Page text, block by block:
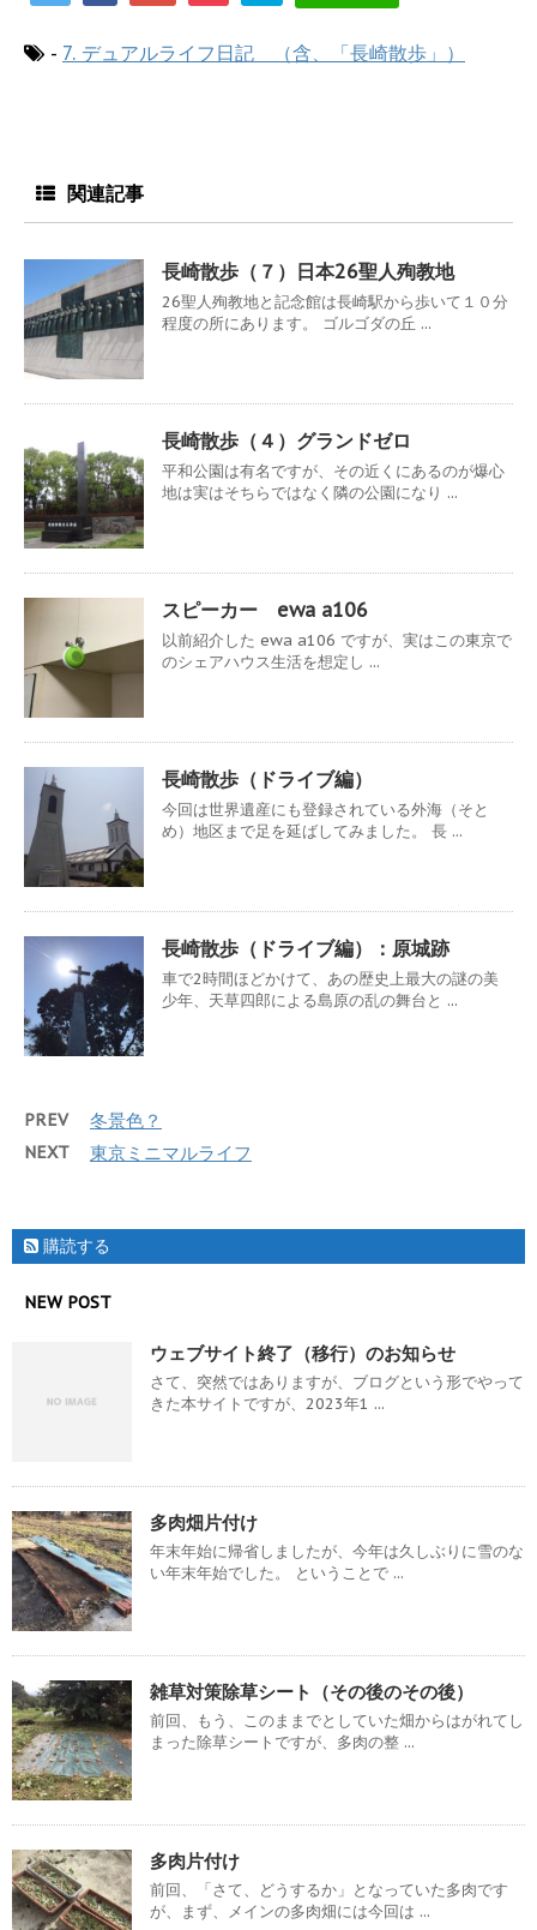
- 7. デュアルライフ日記 （含、「長崎散歩」）
関連記事
長崎散歩（７）日本26聖人殉教地
26聖人殉教地と記念館は長崎駅から歩いて１０分
程度の所にあります。 ゴルゴダの丘 ...
長崎散歩（４）グランドゼロ
平和公園は有名ですが、その近くにあるのが爆心
地は実はそちらではなく隣の公園になり ...
スピーカー ewa a106
以前紹介した ewa a106 ですが、実はこの東京で
のシェアハウス生活を想定し ...
長崎散歩（ドライブ編）
今回は世界遺産にも登録されている外海（そと
め）地区まで足を延ばしてみました。 長 ...
長崎散歩（ドライブ編）：原城跡
車で2時間ほどかけて、あの歴史上最大の謎の美
少年、天草四郎による島原の乱の舞台と ...
PREV 冬景色？
NEXT 東京ミニマルライフ
購読する
NEW POST
ウェブサイト終了（移行）のお知らせ
さて、突然ではありますが、ブログという形でやって
きた本サイトですが、2023年1 ...
多肉畑片付け
年末年始に帰省しましたが、今年は久しぶりに雪のな
い年末年始でした。 ということで ...
雑草対策除草シート（その後のその後）
前回、もう、このままでとしていた畑からはがれてし
まった除草シートですが、多肉の整 ...
多肉片付け
前回、「さて、どうするか」となっていた多肉です
が、まず、メインの多肉畑には今回は ...